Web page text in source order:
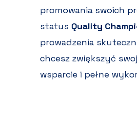
promowania swoich
status Quality
prowadzenia
chcesz zwiększyć
wsparcie i pełne